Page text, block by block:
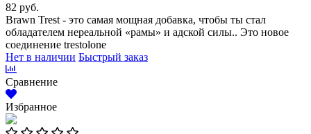
82 руб.
Brawn Trest - это самая мощная добавка, чтобы ты стал
обладателем нереальной «рамы» и адской силы.. Это новое
соединение trestolone
Нет в наличии Быстрый заказ
Сравнение
Избранное